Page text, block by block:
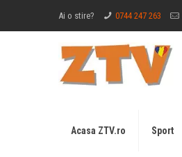
Ai o stire? 0744 247 263
Acasa ZTV.ro Sport